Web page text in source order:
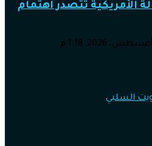
الأمريكية تتصدر اهتمام
السلبي